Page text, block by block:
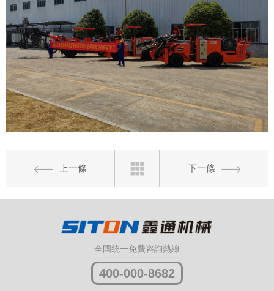
上一條 下一條
全國統一免費咨詢熱線
400-000-8682